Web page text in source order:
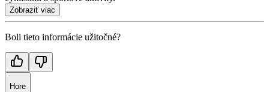
Zobraziť viac
Boli tieto informácie užitočné?
Hore